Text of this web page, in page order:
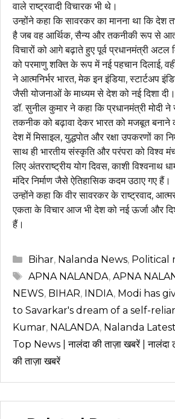
वाले राष्ट्रवादी विचारक भी थे।
उन्होंने कहा कि सावरकर का मानना था कि देश
है जब वह आर्थिक, सैन्य और तकनीकी रूप से
विचारों को आगे बढ़ाते हुए पूर्व प्रधानमंत्री अटल
को परमाणु शक्ति के रूप में नई पहचान दिलाई,
ने आत्मनिर्भर भारत, मेक इन इंडिया, स्टार्टअप
जैसी योजनाओं के माध्यम से देश को नई दिशा दी।
डॉ. सुनील कुमार ने कहा कि प्रधानमंत्री मोदी ने
तकनीक को बढ़ावा देकर भारत को मजबूत बनाने
देश में मिसाइल, युद्धपोत और रक्षा उपकरणों का
साथ ही भारतीय संस्कृति और परंपरा को विश्व
लिए अंतरराष्ट्रीय योग दिवस, काशी विश्वनाथ
मंदिर निर्माण जैसे ऐतिहासिक कदम उठाए गए हैं।
उन्होंने कहा कि वीर सावरकर के राष्ट्रवाद,
एकता के विचार आज भी देश को नई ऊर्जा और
हैं।
Categories
Bihar, Nalanda News, Political
Tags
APNA NALANDA, APNA
NEWS, BIHAR, INDIA, Modi has
to Savarkar's dream of a self-
Kumar, NALANDA, Nalanda
Top News | नालंदा की ताज़ा खबरें | नालंदा
की ताज़ा खबरें